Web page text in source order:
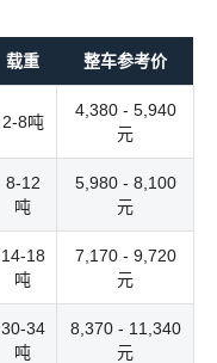
载重 整车参考价
2-8吨
4,380 - 5,940
元
8-12
吨
5,980 - 8,100
元
14-18
吨
7,170 - 9,720
元
30-34
吨
8,370 - 11,340
元